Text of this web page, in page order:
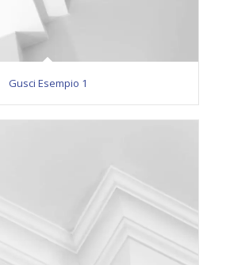
Gusci Esempio 1